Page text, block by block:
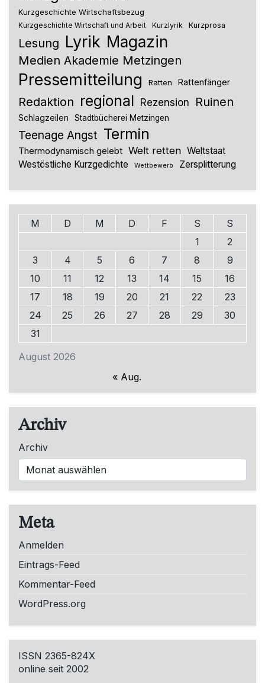
Kurzgeschichte Wirtschaftsbezug
Kurzgeschichte Wirtschaft und Arbeit Kurzlyrik Kurzprosa
Lesung Lyrik Magazin
Medien Akademie Metzingen
Pressemitteilung Ratten Rattenfänger
Redaktion regional Rezension Ruinen
Schlagzeilen Stadtbücherei Metzingen
Teenage Angst Termin
Thermodynamisch gelebt Welt retten Weltstaat
Westöstliche Kurzgedichte
Wettbewerb Zersplitterung
August 2026
M D M D F S
S
1
2
3
4 5 6 7 8
9
10
11 12 13 14 15
16
17
18 19 20 21 22
23
24
25 26 27 28 29
30
31
« Aug.
Archiv
Archiv
Meta
Anmelden
Eintrags-Feed
Kommentar-Feed
WordPress.org
ISSN 2365-824X
online seit 2002